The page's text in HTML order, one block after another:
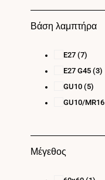
Βάση λαμπτήρα
E27 (7)
E27 G45 (3)
GU10 (5)
GU10/MR16
Μέγεθος